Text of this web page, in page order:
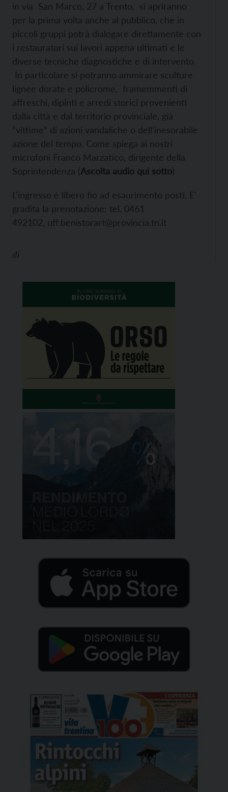
in via San Marco, 27 a Trento, si apriranno
per la prima volta anche al pubblico, che in
piccoli gruppi potrà dialogare direttamente con
i restauratori sui lavori appena ultimati e le
diverse tecniche diagnostiche e di intervento.
In particolare si potranno ammirare sculture
lignee dorate e policrome, framemmenti di
affreschi, dipinti e arredi storici provenienti
dalla città e dal territorio provinciale, già
“vittime” di azioni vandaliche o dell’inesorabile
azione del tempo. Come spiega ai nostri
microfoni Franco Marzatico, dirigente della
Soprintendenza (Ascolta audio qui sotto)
L’ingresso è libero fio ad esaurimento posti. E’
gradita la prenotazione: tel. 0461
492102, uff.benistorart@provincia.tn.it
di